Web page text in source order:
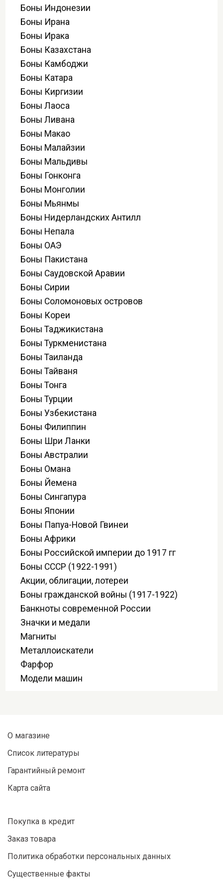
Боны Индонезии
Боны Ирана
Боны Ирака
Боны Казахстана
Боны Камбоджи
Боны Катара
Боны Киргизии
Боны Лаоса
Боны Ливана
Боны Макао
Боны Малайзии
Боны Мальдивы
Боны Гонконга
Боны Монголии
Боны Мьянмы
Боны Нидерландских Антилл
Боны Непала
Боны ОАЭ
Боны Пакистана
Боны Саудовской Аравии
Боны Сирии
Боны Соломоновых островов
Боны Кореи
Боны Таджикистана
Боны Туркменистана
Боны Таиланда
Боны Тайваня
Боны Тонга
Боны Турции
Боны Узбекистана
Боны Филиппин
Боны Шри Ланки
Боны Австралии
Боны Омана
Боны Йемена
Боны Сингапура
Боны Японии
Боны Папуа-Новой Гвинеи
Боны Африки
Боны Российской империи до 1917 гг
Боны СССР (1922-1991)
Акции, облигации, лотереи
Боны гражданской войны (1917-1922)
Банкноты современной России
Значки и медали
Магниты
Металлоискатели
Фарфор
Модели машин
О магазине
Список литературы
Гарантийный ремонт
Карта сайта
Покупка в кредит
Заказ товара
Политика обработки персональных данных
Существенные факты